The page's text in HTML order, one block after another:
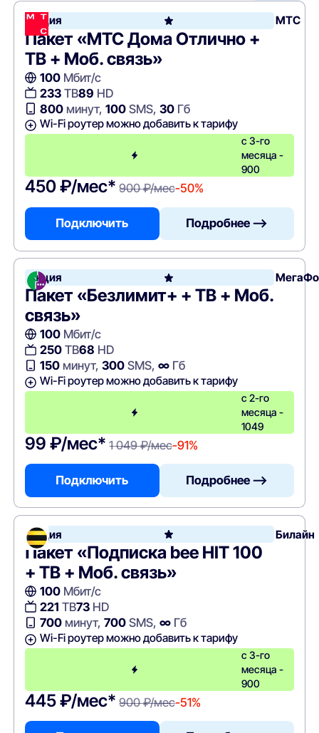
Акция МТС
Пакет «МТС Дома Отлично +
ТВ + Моб. связь»
100Мбит/с
233ТВ89 HD
800минут, 100SMS, 30Гб
Wi-Fi роутер можно добавить к тарифу
с 3-го
месяца -
900
450 ₽/мес* 900 ₽/мес-50%
Подключить Подробнее —>
Акция
Пакет «Безлимит+ + ТВ + Моб.
связь»
100Мбит/с
250ТВ68 HD
150минут, 300SMS, ∞Гб
Wi-Fi роутер можно добавить к тарифу
с 2-го
месяца -
1049
99 ₽/мес* 1 049 ₽/мес-91%
Подключить Подробнее —>
Акция Билайн
Пакет «Подписка bee HIT 100
+ ТВ + Моб. связь»
100Мбит/с
221 ТВ73HD
700минут, 700SMS, ∞Гб
Wi-Fi роутер можно добавить к тарифу
с 3-го
месяца -
900
445 ₽/мес* 900 ₽/мес-51%